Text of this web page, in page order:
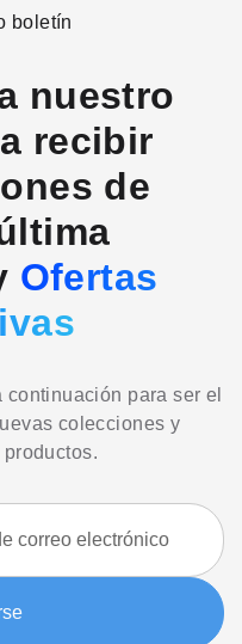
boletín
nuestro
recibir
de
Ofertas
continuación para ser el
colecciones y